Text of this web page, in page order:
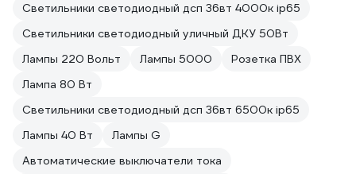
Светильники светодиодный дсп 36вт 4000к ip65
Светильники светодиодный уличный ДКУ 50Вт
Лампы 220 Вольт
Лампы 5000
Розетка ПВХ
Лампа 80 Вт
Светильники светодиодный дсп 36вт 6500к ip65
Лампы 40 Вт
Лампы G
Автоматические выключатели тока